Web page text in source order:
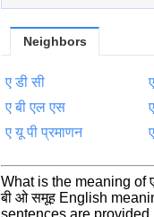
Neighbors
ए डी सी
ए बी एल एस
ए यू पी प्रमाणन
What is the meaning of
बी ओ समूह English
sentences are